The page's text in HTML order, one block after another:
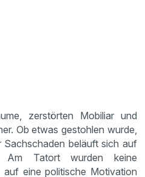
zerstörten Mobiliar und
Ob etwas gestohlen wurde,
beläuft sich auf
Am Tatort wurden keine
eine politische Motivation